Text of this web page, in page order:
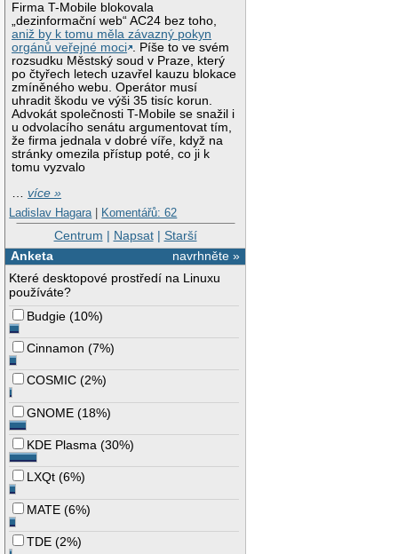
Firma T-Mobile blokovala
„dezinformační web“ AC24 bez toho,
aniž by k tomu měla závazný pokyn
orgánů veřejné moci . Píše to ve svém
rozsudku Městský soud v Praze, který
po čtyřech letech uzavřel kauzu blokace
zmíněného webu. Operátor musí
uhradit škodu ve výši 35 tisíc korun.
Advokát společnosti T-Mobile se snažil i
u odvolacího senátu argumentovat tím,
že firma jednala v dobré víře, když na
stránky omezila přístup poté, co ji k
tomu vyzvalo
…více »
Ladislav Hagara | Komentářů: 62
Centrum | Napsat| Starší
navrhněte »
Anketa
Které desktopové prostředí na Linuxu
používáte?
Budgie (10%)
Cinnamon (7%)
COSMIC (2%)
GNOME (18%)
KDE Plasma (30%)
LXQt (6%)
MATE (6%)
TDE (2%)